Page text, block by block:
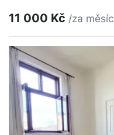
11 000 Kč /za měsíc